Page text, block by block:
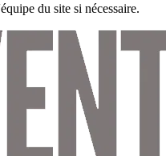
du site si nécessaire.